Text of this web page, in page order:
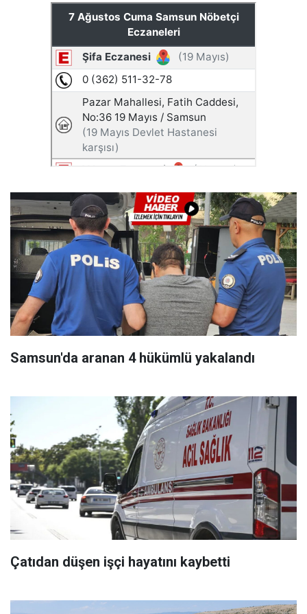
Samsun'da aranan 4 hükümlü yakalandı
Çatıdan düşen işçi hayatını kaybetti